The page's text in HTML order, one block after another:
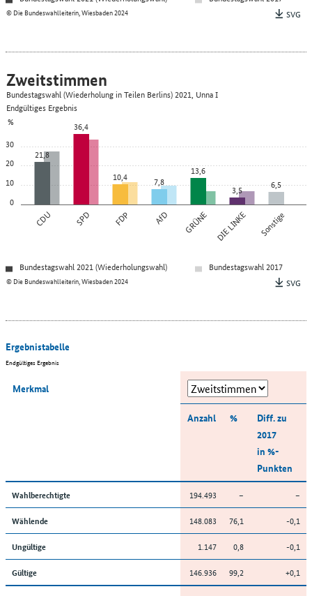
© Die Bundeswahlleiterin, Wiesbaden 2024
SVG
0
10
20
30
%
CDU SPD FDP AfD GRÜNE DIE LINKE Sonstige
21,8
36,4
10,4 7,8
13,6
3,5
6,5
© Die Bundeswahlleiterin, Wiesbaden 2024
Zweitstimmen
Bundestagswahl (Wiederholung in Teilen Berlins) 2021, Unna I
Endgültiges Ergebnis
Bundestagswahl 2021 (Wiederholungswahl)
Bundestagswahl 2017
SVG
Ergebnistabelle
Endgültiges Ergebnis
Merkmal
Anzahl %
Diff. zu
2017
in %-
Punkten
Wahlberechtigte 194.493 – –
Wählende 148.083 76,1 -0,1
Ungültige 1.147 0,8 -0,1
Gültige 146.936 99,2 +0,1